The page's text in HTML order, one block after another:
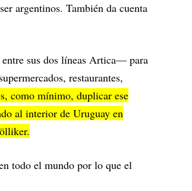
argentinos. También da cuenta
sus dos líneas Artica— para
restaurantes,
como mínimo, duplicar ese
al interior de Uruguay en
todo el mundo por lo que el